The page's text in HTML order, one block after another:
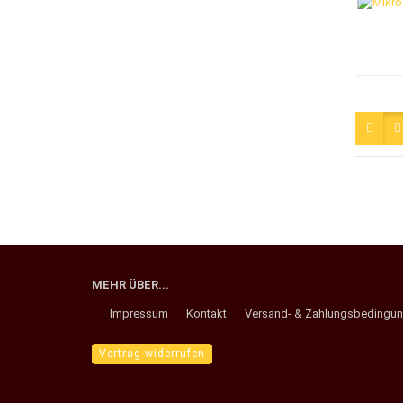
MEHR ÜBER...
Impressum Kontakt Versand- &
Vertrag widerrufen